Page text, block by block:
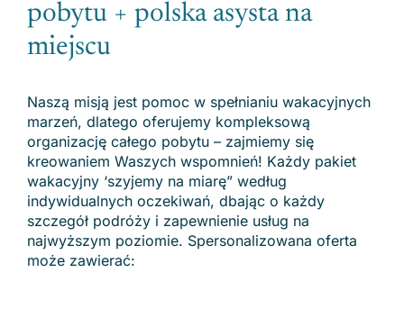
pobytu + polska asysta na
miejscu
Naszą misją jest pomoc w spełnianiu wakacyjnych
marzeń, dlatego oferujemy kompleksową
organizację całego pobytu – zajmiemy się
kreowaniem Waszych wspomnień! Każdy pakiet
wakacyjny ‘szyjemy na miarę” według
indywidualnych oczekiwań, dbając o każdy
szczegół podróży i zapewnienie usług na
najwyższym poziomie. Spersonalizowana oferta
może zawierać: